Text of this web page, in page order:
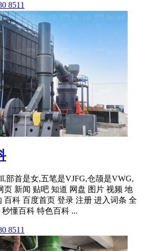
8511
部首是女,五笔是VJFG,仓颉是VWG,
页 新闻 贴吧 知道 网盘 图片 视频 地
百科 百度首页 登录 注册 进入词条 全
懂百科 特色百科 ...
8511